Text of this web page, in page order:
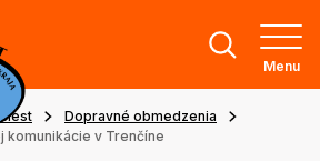
Menu
Dopravné obmedzenia
komunikácie v Trenčíne